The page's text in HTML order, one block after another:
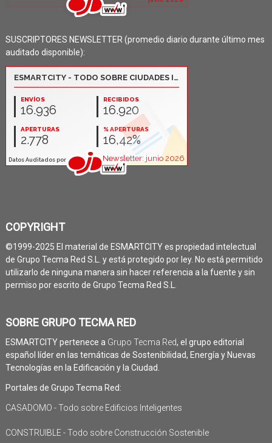
SUSCRIPTORES NEWSLETTER (promedio diario durante último mes
auditado disponible):
COPYRIGHT
©1999-2025 El material de ESMARTCITY es propiedad intelectual
de Grupo Tecma Red S.L. y está protegido por ley. No está permitido
utilizarlo de ninguna manera sin hacer referencia a la fuente y sin
permiso por escrito de Grupo Tecma Red S.L.
SOBRE GRUPO TECMA RED
ESMARTCITY pertenece a Grupo Tecma Red, el grupo editorial
español líder en las temáticas de Sostenibilidad, Energía y Nuevas
Tecnologías en la Edificación y la Ciudad.
Portales de Grupo Tecma Red:
CASADOMO - Todo sobre Edificios Inteligentes
CONSTRUIBLE - Todo sobre Construcción Sostenible